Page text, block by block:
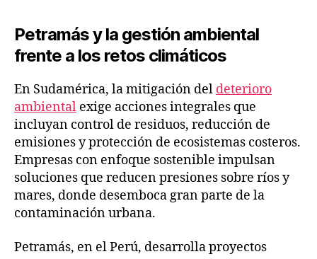
Petramás y la gestión ambiental
frente a los retos climáticos
En Sudamérica, la mitigación del deterioro
ambiental exige acciones integrales que
incluyan control de residuos, reducción de
emisiones y protección de ecosistemas costeros.
Empresas con enfoque sostenible impulsan
soluciones que reducen presiones sobre ríos y
mares, donde desemboca gran parte de la
contaminación urbana.
Petramás, en el Perú, desarrolla proyectos